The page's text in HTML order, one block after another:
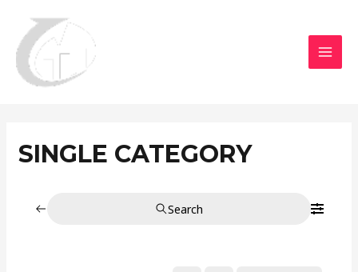
contenu
SINGLE CATEGORY
Search